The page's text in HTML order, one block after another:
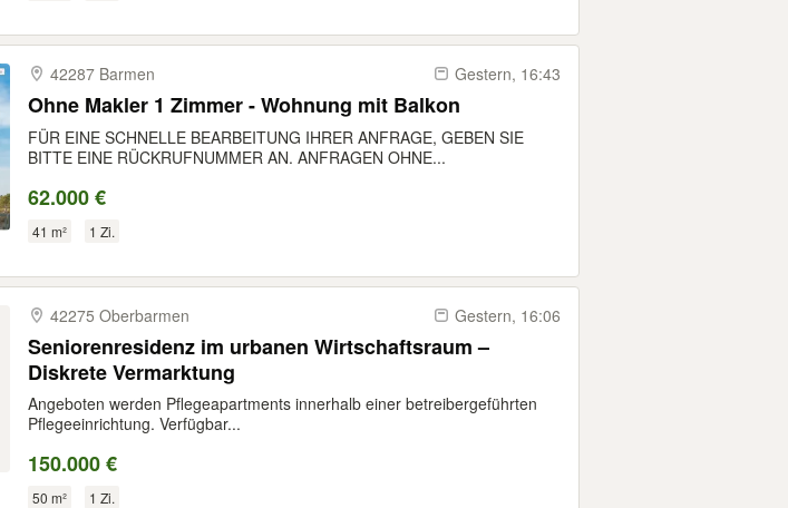
42287 Barmen Gestern, 16:43
Ohne Makler 1 Zimmer - Wohnung mit Balkon
FÜR EINE SCHNELLE BEARBEITUNG IHRER ANFRAGE, GEBEN SIE
BITTE EINE RÜCKRUFNUMMER AN. ANFRAGEN OHNE...
62.000 €
41 m² 1 Zi.
42275 Oberbarmen Gestern, 16:06
Seniorenresidenz im urbanen Wirtschaftsraum –
Diskrete Vermarktung
Angeboten werden Pflegeapartments innerhalb einer betreibergeführten
Pflegeeinrichtung. Verfügbar...
150.000 €
50 m² 1 Zi.